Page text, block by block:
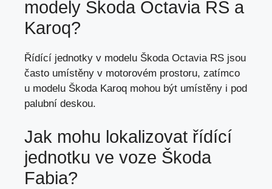
modely Škoda Octavia RS a
Karoq?
Řídící jednotky v modelu Škoda Octavia RS jsou
často umístěny v motorovém prostoru, zatímco
u modelu Škoda Karoq mohou být umístěny i pod
palubní deskou.
Jak mohu lokalizovat řídící
jednotku ve voze Škoda
Fabia?